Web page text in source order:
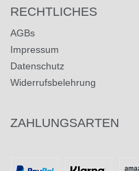
RECHTLICHES
AGBs
Impressum
Datenschutz
Widerrufsbelehrung
ZAHLUNGSARTEN